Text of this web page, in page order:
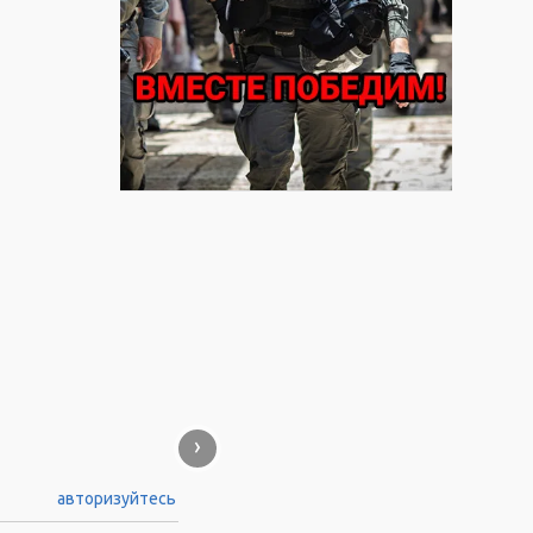
›
авторизуйтесь